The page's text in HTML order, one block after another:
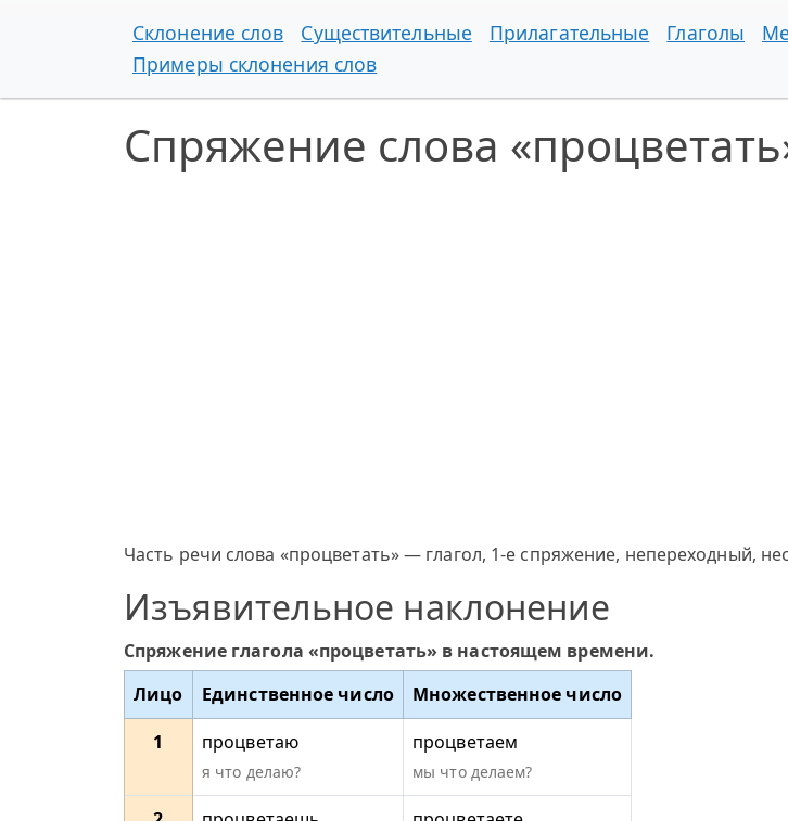
Склонение слов Существительные Прилагательные Глаголы
Примеры склонения слов
Спряжение слова
Часть речи слова «процветать» — глагол, 1-е спряжение, непереходный,
Изъявительное наклонение
Спряжение глагола «процветать» в настоящем времени.
Лицо
Единственное число
Множественное число
1
процветаю
я что делаю?
процветаем
мы что делаем?